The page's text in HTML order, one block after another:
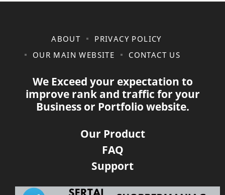
ABOUT
PRIVACY POLICY
OUR MAIN WEBSITE
CONTACT US
We Exceed your expectation to
improve rank and traffic for your
Business or Portfolio website.
Our Product
FAQ
Support